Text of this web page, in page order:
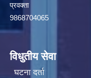
प्रवक्ता
9868704065
विधुतीय सेवा
घटना दर्ता